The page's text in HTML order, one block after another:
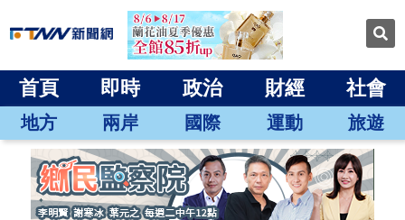
首頁 即時 政治 財經 社會
地方 兩岸 國際 運動 旅遊